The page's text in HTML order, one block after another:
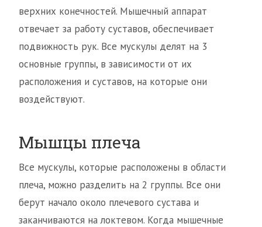
верхних конечностей. Мышечный аппарат
отвечает за работу суставов, обеспечивает
подвижность рук. Все мускулы делят на 3
основные группы, в зависимости от их
расположения и суставов, на которые они
воздействуют.
Мышцы плеча
Все мускулы, которые расположены в области
плеча, можно разделить на 2 группы. Все они
берут начало около плечевого сустава и
заканчиваются на локтевом. Когда мышечные